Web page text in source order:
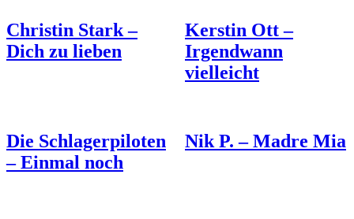
Christin Stark –
Dich zu lieben
Kerstin Ott –
Irgendwann
vielleicht
Die Schlagerpiloten
– Einmal noch
Nik P. – Madre Mia